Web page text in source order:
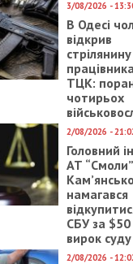
3/08/2026 -
В Одесі
відкрив
ТЦК:
чотирьох
2/08/2026 -
Головний
АТ
намагався
СБУ за $50
вирок суду
2/08/2026 -